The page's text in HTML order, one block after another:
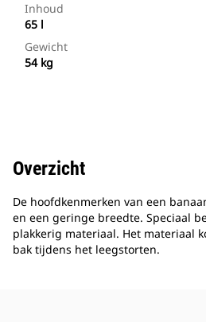
Inhoud
65 l
Gewicht
54 kg
Overzicht
De hoofdkenmerken van een
en een geringe breedte. Speciaal
plakkerig materiaal. Het materiaal
bak tijdens het leegstorten.